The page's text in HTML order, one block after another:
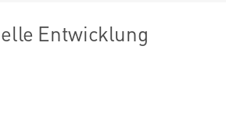
Entwicklung